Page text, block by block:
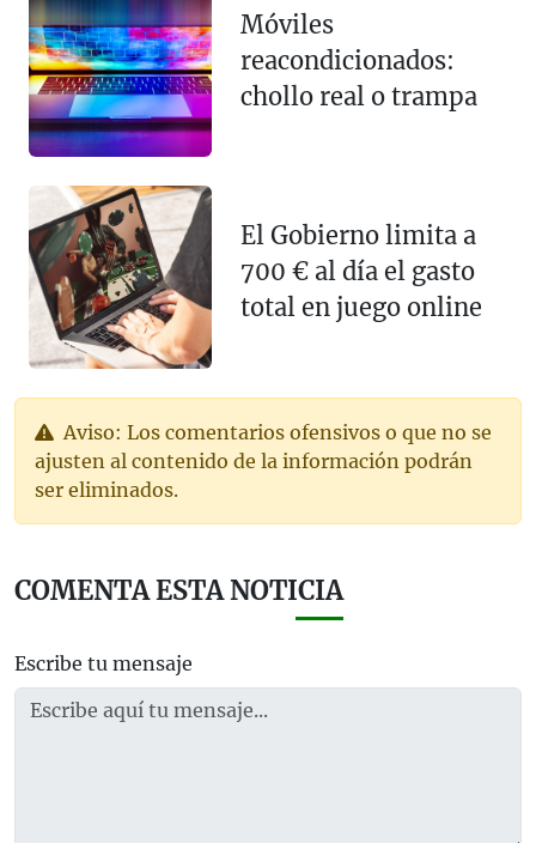
Móviles
reacondicionados:
chollo real o trampa
El Gobierno limita a
700 € al día el gasto
total en juego online
Aviso: Los comentarios ofensivos o que no se
ajusten al contenido de la información podrán
ser eliminados.
COMENTA ESTA NOTICIA
Escribe tu mensaje